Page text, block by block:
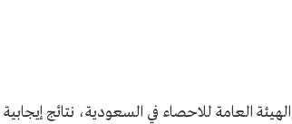
الأول من عام 2024م الصادرة عن الهيئة العامة للاحصاء في السعودية، نتائج إيجابية